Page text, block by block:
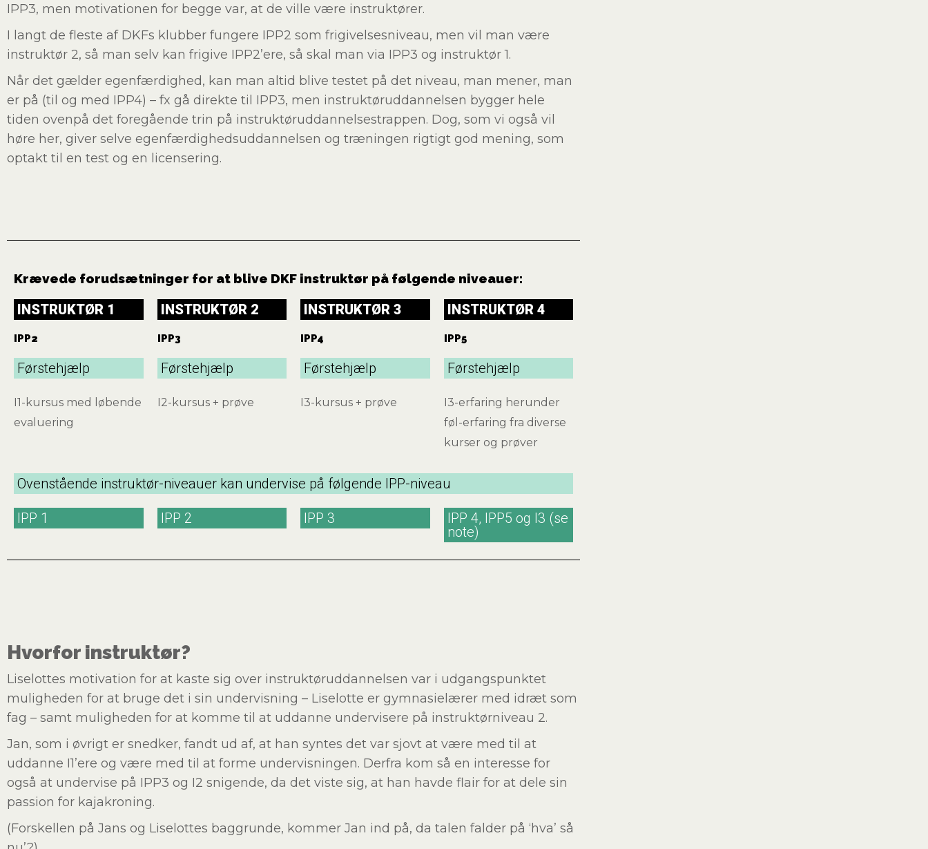
IPP3, men motivationen for begge var, at de ville være instruktører.
I langt de fleste af DKFs klubber fungere IPP2 som frigivelsesniveau, men vil man være
instruktør 2, så man selv kan frigive IPP2’ere, så skal man via IPP3 og instruktør 1.
Når det gælder egenfærdighed, kan man altid blive testet på det niveau, man mener, man
er på (til og med IPP4) – fx gå direkte til IPP3, men instruktøruddannelsen bygger hele
tiden ovenpå det foregående trin på instruktøruddannelsestrappen. Dog, som vi også vil
høre her, giver selve egenfærdighedsuddannelsen og træningen rigtigt god mening, som
optakt til en test og en licensering.
Krævede forudsætninger for at blive DKF instruktør på følgende niveauer:
INSTRUKTØR 1
IPP2
Førstehjælp
I1-kursus med løbende
evaluering
INSTRUKTØR 2
IPP3
Førstehjælp
I2-kursus + prøve
INSTRUKTØR 3
IPP4
Førstehjælp
I3-kursus + prøve
INSTRUKTØR 4
IPP5
Førstehjælp
I3-erfaring herunder
føl-erfaring fra diverse
kurser og prøver
Ovenstående instruktør-niveauer kan undervise på følgende IPP-niveau
IPP 1 IPP 2 IPP 3
IPP 4, IPP5 og I3 (se
note)
Hvorfor instruktør?
Liselottes motivation for at kaste sig over instruktøruddannelsen var i udgangspunktet
muligheden for at bruge det i sin undervisning – Liselotte er gymnasielærer med idræt som
fag – samt muligheden for at komme til at uddanne undervisere på instruktørniveau 2.
Jan, som i øvrigt er snedker, fandt ud af, at han syntes det var sjovt at være med til at
uddanne I1’ere og være med til at forme undervisningen. Derfra kom så en interesse for
også at undervise på IPP3 og I2 snigende, da det viste sig, at han havde flair for at dele sin
passion for kajakroning.
(Forskellen på Jans og Liselottes baggrunde, kommer Jan ind på, da talen falder på ‘hva’ så